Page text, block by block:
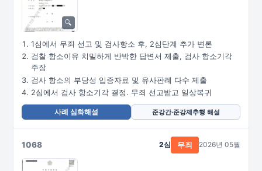
1심에서 무죄 선고 및 검사항소 후, 2심단계 추가 변론
검찰 항소이유 치밀하게 반박한 답변서 제출, 검사 항소기각
주장
검사 항소의 부당성 입증자료 및 유사판례 다수 제출
2심에서 검사 항소기각 결정. 무죄 선고받고 일상복귀
사례 심화해설 준강간·준강제추행 해설
1068 2심 무죄 2026년 05월